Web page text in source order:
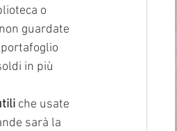
o
guardate
in più
che usate
sarà la